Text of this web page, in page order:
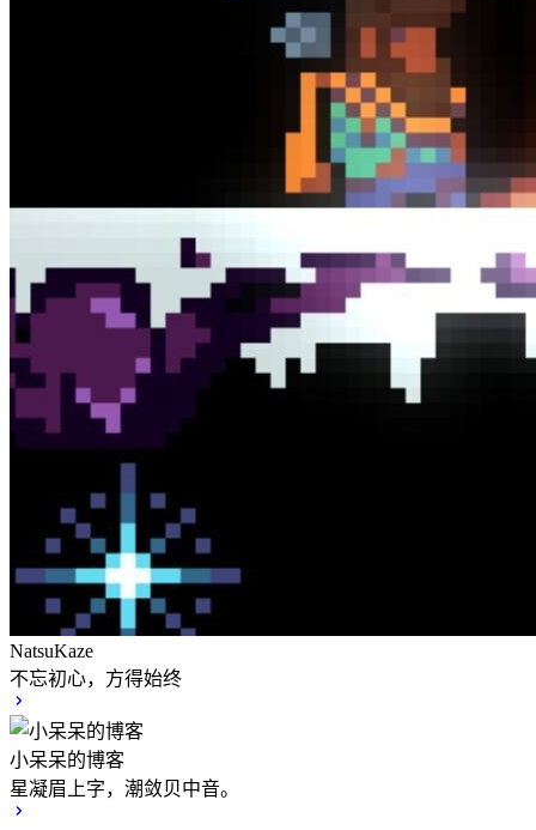
NatsuKaze
不忘初心，方得始终
小呆呆的博客
星凝眉上字，潮敛贝中音。